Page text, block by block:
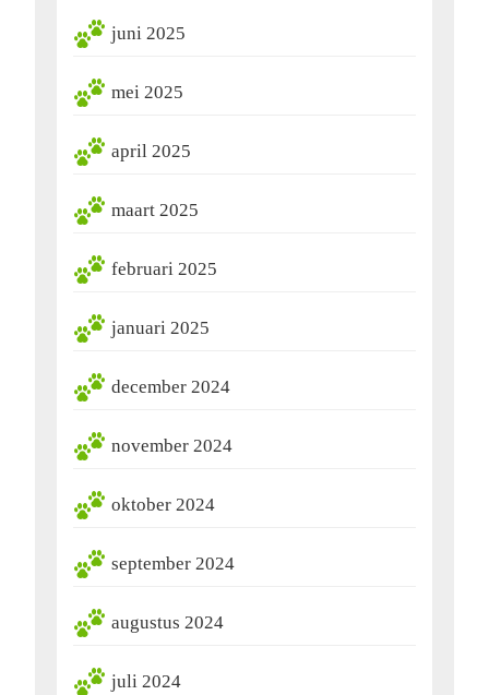
juni 2025
mei 2025
april 2025
maart 2025
februari 2025
januari 2025
december 2024
november 2024
oktober 2024
september 2024
augustus 2024
juli 2024